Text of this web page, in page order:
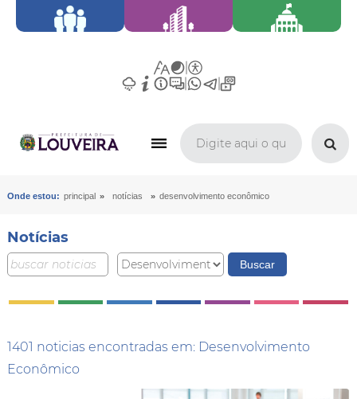
Onde estou: principal » notícias » desenvolvimento econômico
Notícias
1401 noticias encontradas em: Desenvolvimento
Econômico